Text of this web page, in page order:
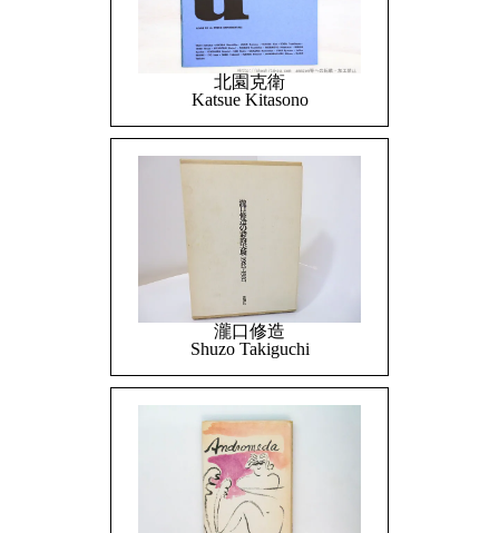
北園克衛
Katsue Kitasono
瀧口修造
Shuzo Takiguchi